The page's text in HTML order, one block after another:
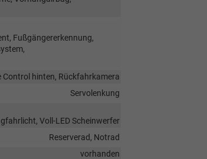
Fußgängererkennung,
Control hinten, Rückfahrkamera
Servolenkung
Voll-LED Scheinwerfer
Reserverad, Notrad
vorhanden